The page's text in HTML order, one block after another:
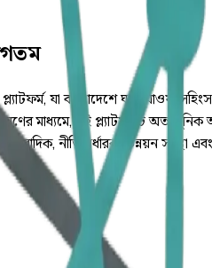
যা বাংলাদেশে ঘটে যাওয়া
মাধ্যমে, এই প্ল্যাটফর্মটি
নীতিনির্ধারক, উন্নয়ন সংস্থা